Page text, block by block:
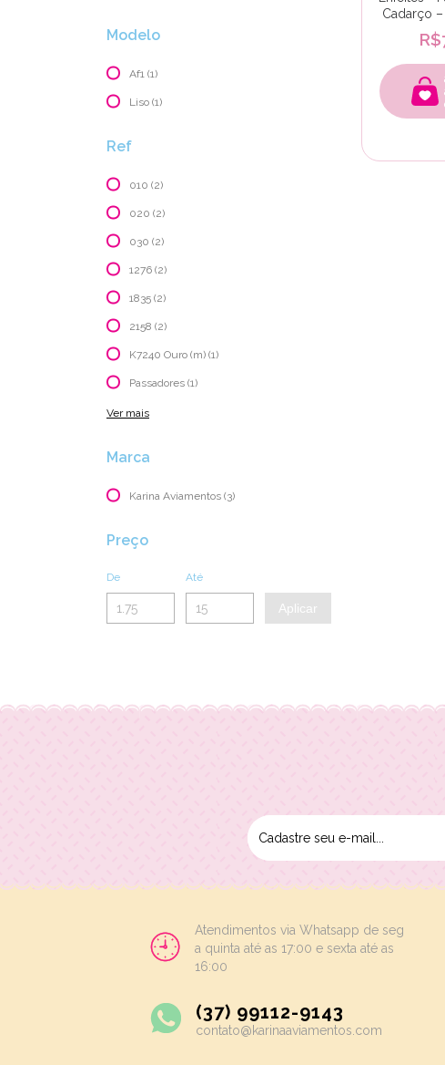
Modelo
Af1 (1)
Liso (1)
Ref
010 (2)
020 (2)
030 (2)
1276 (2)
1835 (2)
2158 (2)
K7240 Ouro (m) (1)
Passadores (1)
Ver mais
Marca
Karina Aviamentos (3)
Preço
De Até
Aplicar
Cadarço
Atendimentos via Whatsapp de seg
a quinta até as 17:00 e sexta até as
16:00
(37) 99112-9143
contato@karinaaviamentos.com